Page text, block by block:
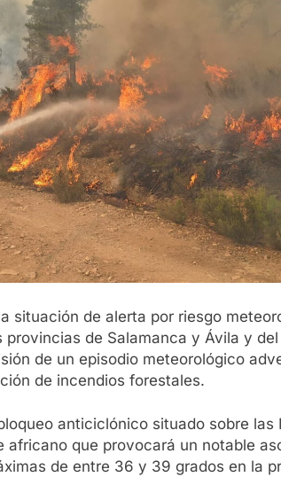
situación de alerta por riesgo
de Salamanca y Ávila y
de un episodio meteorológico
de incendios forestales.
anticiclónico situado sobre las
que provocará un notable
de entre 36 y 39 grados en la